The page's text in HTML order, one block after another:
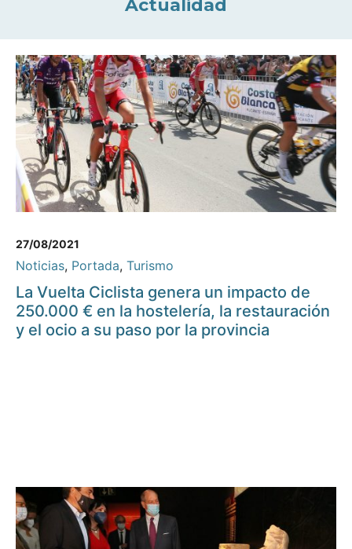
Actualidad
27/08/2021
Noticias, Portada, Turismo
La Vuelta Ciclista genera un impacto de
250.000 € en la hostelería, la restauración
y el ocio a su paso por la provincia